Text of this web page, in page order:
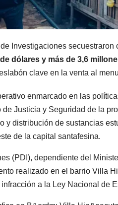
Investigaciones secuestraron
dólares y más de 3,6
clave en la venta al
enmarcado en las
de Justicia y Seguridad de la
y distribución de sustancias
de la capital santafesina.
(PDI), dependiente del
realizado en el barrio Villa
a la Ley Nacional de